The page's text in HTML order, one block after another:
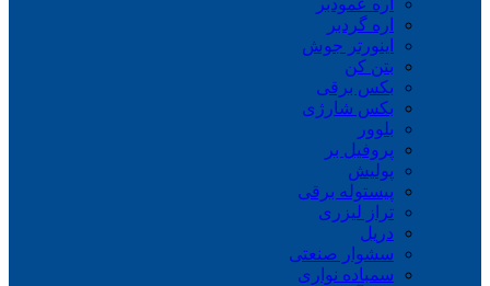
اره گردبر
اینورتر جوش
بتن کن
بکس برقی
بکس شارژی
بلوور
پروفیل بر
پولیش
پیستوله برقی
تراز لیزری
دریل
سشوار صنعتی
سمباده نواری